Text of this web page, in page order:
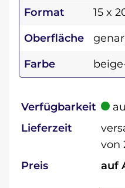
Format
15 x
Oberfläche
Farbe
Verfügbarkeit
Lieferzeit
von
Preis
auf